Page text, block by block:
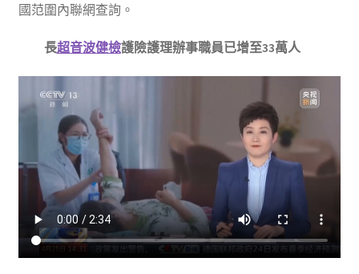
國范圍內聯網查詢。
長超音波健檢護險護理辦事職員已增至33萬人